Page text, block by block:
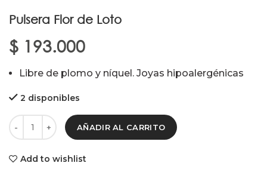
Pulsera Flor de Loto
$ 193.000
Libre de plomo y níquel. Joyas hipoalergénicas
2 disponibles
AÑADIR AL CARRITO
Add to wishlist